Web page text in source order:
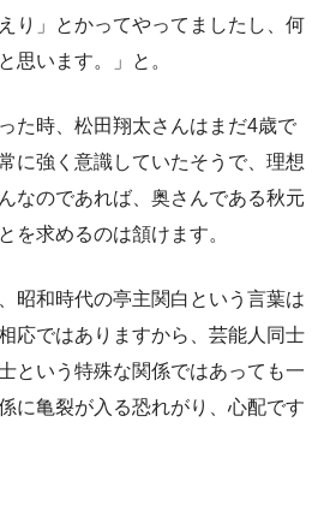
り」とかってやってましたし、何
思います。」と。
た時、松田翔太さんはまだ4歳で
に強く意識していたそうで、理想
なのであれば、奥さんである秋元
を求めるのは頷けます。
昭和時代の亭主関白という言葉は
応ではありますから、芸能人同士
という特殊な関係ではあっても一
に亀裂が入る恐れがり、心配です